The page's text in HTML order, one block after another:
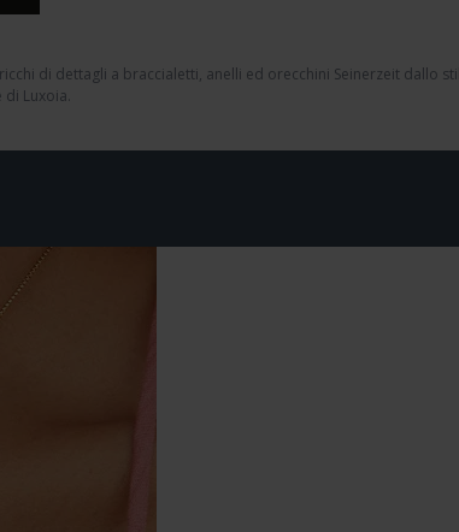
ricchi di dettagli a braccialetti, anelli ed orecchini Seinerzeit dallo
Luxoia.